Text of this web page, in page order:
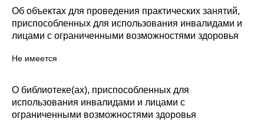
Об объектах для проведения практических занятий,
приспособленных для использования инвалидами и
лицами с ограниченными возможностями здоровья
Не имеется
О библиотеке(ах), приспособленных для
использования инвалидами и лицами с
ограниченными возможностями здоровья